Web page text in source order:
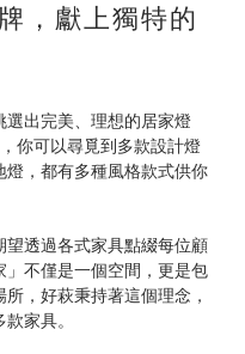
，獻上獨特的
選出完美、理想的居家燈
你可以尋覓到多款設計燈
，都有多種風格款式供你
透過各式家具點綴每位顧
不僅是一個空間，更是包
，好萩秉持著這個理念，
家具。